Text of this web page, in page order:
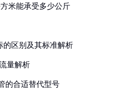
米能承受多少公斤
的区别及其标准解析
量解析
的合适替代型号